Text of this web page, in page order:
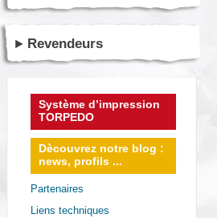
Revendeurs
Système d’impression
TORPEDO
Dècouvrez notre blog :
news, profils ...
Partenaires
Liens techniques